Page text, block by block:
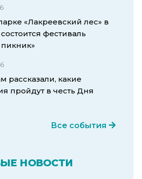
«Лакреевский лес» в
фестиваль
рассказали, какие
пройдут в честь Дня
Все события
НОВОСТИ